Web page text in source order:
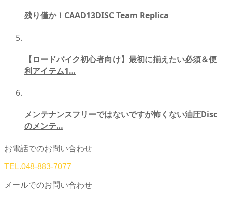
残り僅か！CAAD13DISC Team Replica
【ロードバイク初心者向け】最初に揃えたい必須＆便
利アイテム1…
メンテナンスフリーではないですが怖くない油圧Disc
のメンテ…
お電話でのお問い合わせ
TEL.048-883-7077
メールでのお問い合わせ